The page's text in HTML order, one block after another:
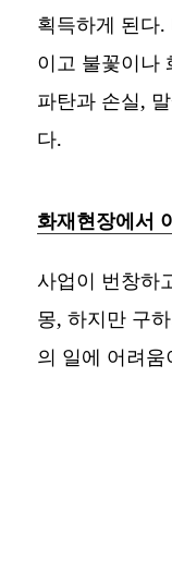
획득하게 된다
이고 불꽃이나
파탄과 손실,
다.
화재현장에서
사업이 번창하
몽, 하지만 구
의 일에 어려